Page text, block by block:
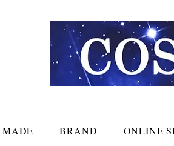
MADE BRAND ONLINE